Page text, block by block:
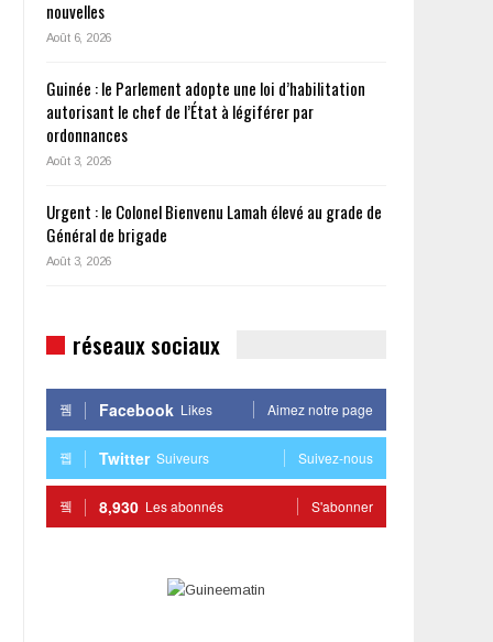
nouvelles
Août 6, 2026
Guinée : le Parlement adopte une loi d’habilitation
autorisant le chef de l’État à légiférer par
ordonnances
Août 3, 2026
Urgent : le Colonel Bienvenu Lamah élevé au grade de
Général de brigade
Août 3, 2026
réseaux sociaux
Facebook Likes Aimez notre page
Twitter Suiveurs Suivez-nous
8,930 Les abonnés S'abonner